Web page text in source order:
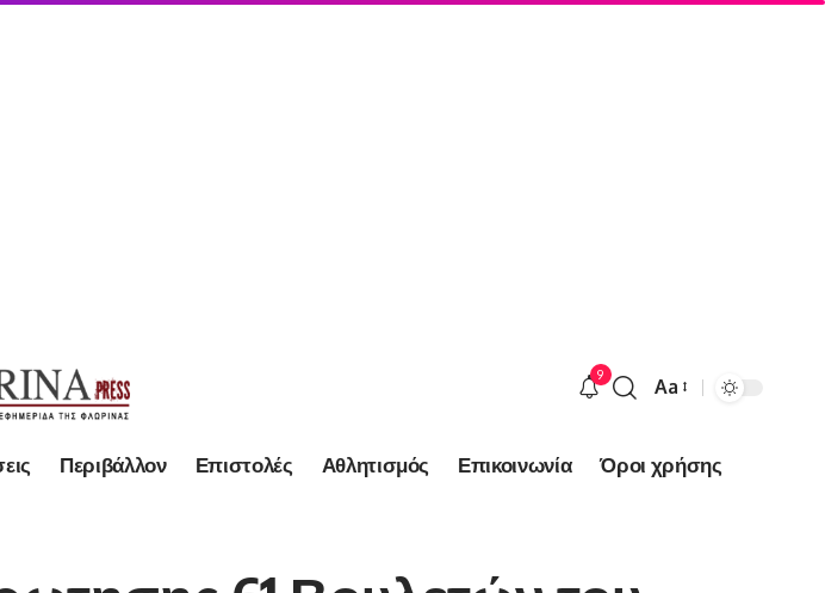
9
Font
Aa
Περιβάλλον Επιστολές Αθλητισμός Επικοινωνία Όροι χρήσης